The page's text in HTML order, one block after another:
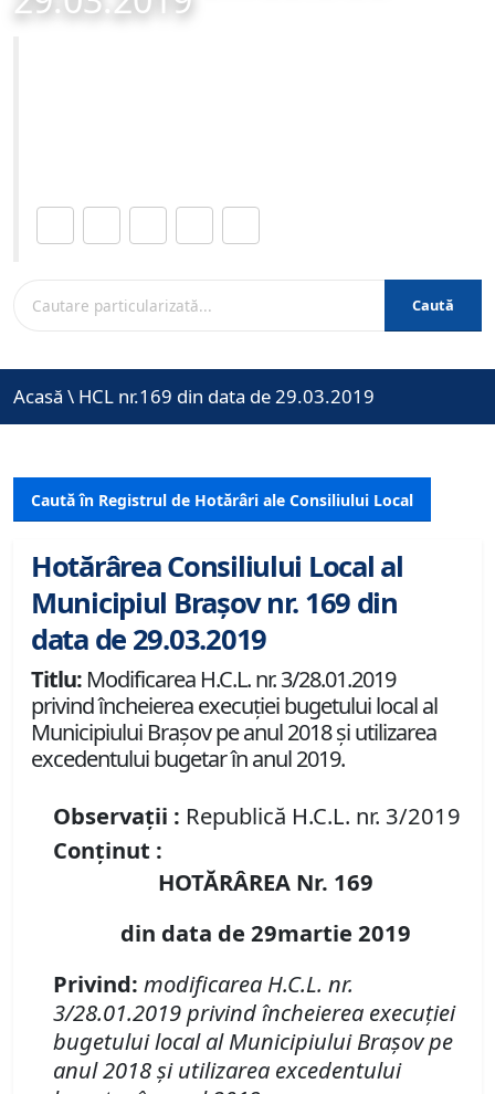
Caută
Acasă \ HCL nr.169 din data de 29.03.2019
Caută în Registrul de Hotărâri ale Consiliului Local
Hotărârea Consiliului Local al
Municipiul Brașov nr. 169 din
data de 29.03.2019
Titlu: Modificarea H.C.L. nr. 3/28.01.2019
privind încheierea execuţiei bugetului local al
Municipiului Braşov pe anul 2018 şi utilizarea
excedentului bugetar în anul 2019.
Observații : Republică H.C.L. nr. 3/2019
Conținut :
HOTĂRÂREA Nr. 169
din data de 29martie 2019
Privind: modificarea H.C.L. nr.
3/28.01.2019 privindîncheierea execuţiei
bugetului local al Municipiului Braşov pe
anul 2018 şi utilizarea excedentului